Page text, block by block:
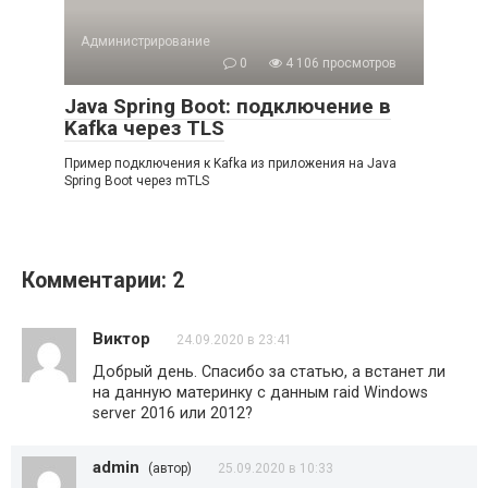
Администрирование
0
4 106 просмотров
Java Spring Boot: подключение в
Kafka через TLS
Пример подключения к Kafka из приложения на Java
Spring Boot через mTLS
Комментарии: 2
Виктор 24.09.2020 в 23:41
Добрый день. Спасибо за статью, а встанет ли
на данную материнку с данным raid Windows
server 2016 или 2012?
admin (автор) 25.09.2020 в 10:33